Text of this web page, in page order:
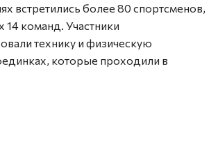
встретились более 80 спортсменов,
14 команд. Участники
технику и физическую
которые проходили в